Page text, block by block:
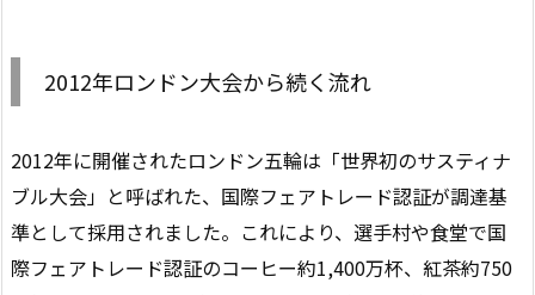
2012年ロンドン大会から続く流れ
2012年に開催されたロンドン五輪は「世界初のサスティナ
ブル大会」と呼ばれた、国際フェアトレード認証が調達基
準として採用されました。これにより、選手村や食堂で国
際フェアトレード認証のコーヒー約1,400万杯、紅茶約750